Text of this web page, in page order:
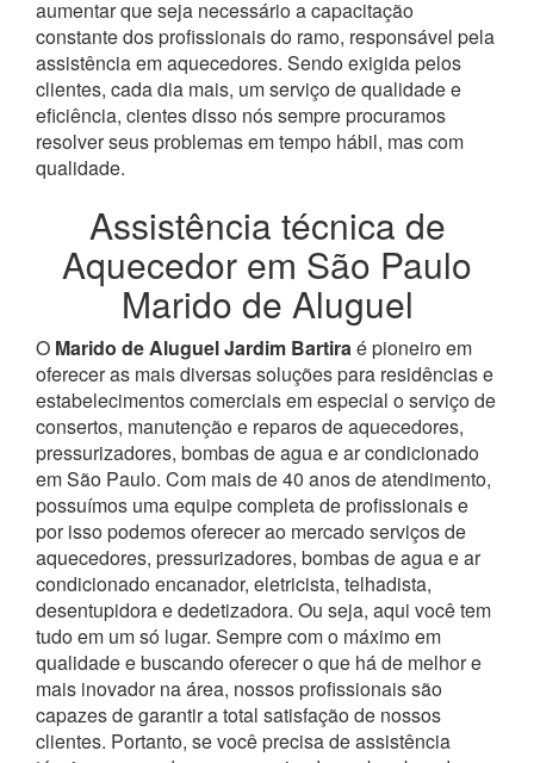
aumentar que seja necessário a capacitação
constante dos profissionais do ramo, responsável pela
assistência em aquecedores. Sendo exigida pelos
clientes, cada dia mais, um serviço de qualidade e
eficiência, cientes disso nós sempre procuramos
resolver seus problemas em tempo hábil, mas com
qualidade.
Assistência técnica de
Aquecedor em São Paulo
Marido de Aluguel
O Marido de Aluguel Jardim Bartiraé pioneiro em
oferecer as mais diversas soluções para residências e
estabelecimentos comerciais em especial o serviço de
consertos, manutenção e reparos de aquecedores,
pressurizadores, bombas de agua e ar condicionado
em São Paulo. Com mais de 40 anos de atendimento,
possuímos uma equipe completa de profissionais e
por isso podemos oferecer ao mercado serviços de
aquecedores, pressurizadores, bombas de agua e ar
condicionado encanador, eletricista, telhadista,
desentupidora e dedetizadora. Ou seja, aqui você tem
tudo em um só lugar. Sempre com o máximo em
qualidade e buscando oferecer o que há de melhor e
mais inovador na área, nossos profissionais são
capazes de garantir a total satisfação de nossos
clientes. Portanto, se você precisa de assistência